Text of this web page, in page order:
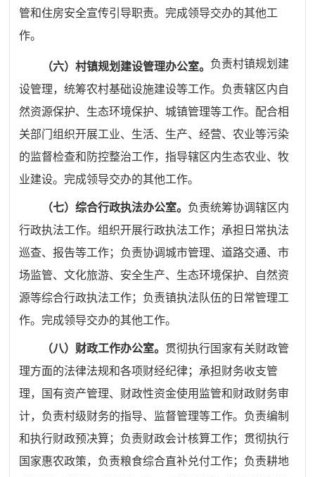
管和住房安全宣传引导职责。完成领导交办的其他工
作。
（六）村镇规划建设管理办公室。 负责村镇规划建
设管理，统筹农村基础设施建设等工作。负责辖区内自
然资源保护、生态环境保护、城镇管理等工作。配合相
关部门组织开展工业、生活、生产、经营、农业等污染
的监督检查和防控整治工作，指导辖区内生态农业、牧
业建设。完成领导交办的其他工作。
（七）综合行政执法办公室。 负责统筹协调辖区内
行政执法工作。组织开展行政执法工作；承担日常执法
巡查、报告等工作； 负责协调城市管理、道路交通、市
场监管、文化旅游、安全生产、 生态环境保护、自然资
源等综合行政执法工作；负责镇执法队伍的日常管理工
作。完成领导交办的其他工作。
（八）财政工作办公室。 贯彻执行国家有关财政管
理方面的法律法规和各项财经纪律；承担财务收支管
理，国有资产管理、财政性资金使用监管和财政财务审
计，负责村级财务的指导、监督管理等工作。负责编制
和执行财政预决算；负责财政会计核算工作；贯彻执行
国家惠农政策，负责粮食综合直补兑付工作；负责耕地